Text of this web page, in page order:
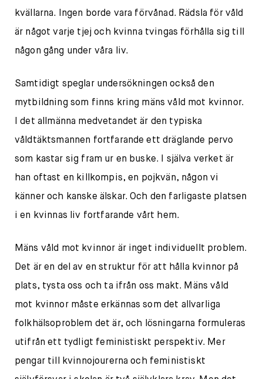
kvällarna. Ingen borde vara förvånad. Rädsla för våld
är något varje tjej och kvinna tvingas förhålla sig till
någon gång under våra liv.
Samtidigt speglar undersökningen också den
mytbildning som finns kring mäns våld mot kvinnor.
I det allmänna medvetandet är den typiska
våldtäktsmannen fortfarande ett dräglande pervo
som kastar sig fram ur en buske. I själva verket är
han oftast en killkompis, en pojkvän, någon vi
känner och kanske älskar. Och den farligaste platsen
i en kvinnas liv fortfarande vårt hem.
Mäns våld mot kvinnor är inget individuellt problem.
Det är en del av en struktur för att hålla kvinnor på
plats, tysta oss och ta ifrån oss makt. Mäns våld
mot kvinnor måste erkännas som det allvarliga
folkhälsoproblem det är, och lösningarna formuleras
utifrån ett tydligt feministiskt perspektiv. Mer
pengar till kvinnojourerna och feministiskt